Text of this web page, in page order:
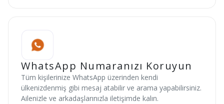
WhatsApp Numaranızı Koruyun
Tüm kişilerinize WhatsApp üzerinden kendi
ülkenizdenmiş gibi mesaj atabilir ve arama yapabilirsiniz.
Ailenizle ve arkadaşlarınızla iletişimde kalın.